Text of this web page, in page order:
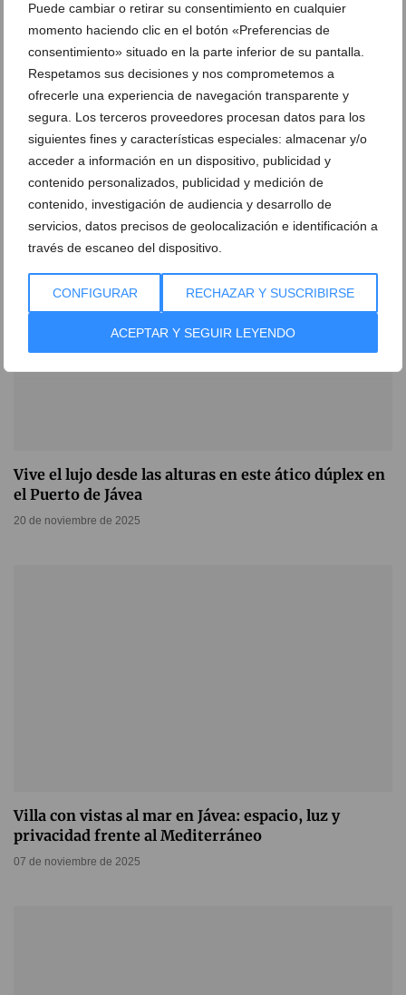
Puede cambiar o retirar su consentimiento en cualquier
momento haciendo clic en el botón «Preferencias de
consentimiento» situado en la parte inferior de su pantalla.
Respetamos sus decisiones y nos comprometemos a
ofrecerle una experiencia de navegación transparente y
segura. Los terceros proveedores procesan datos para los
siguientes fines y características especiales: almacenar y/o
acceder a información en un dispositivo, publicidad y
contenido personalizados, publicidad y medición de
contenido, investigación de audiencia y desarrollo de
servicios, datos precisos de geolocalización e identificación a
través de escaneo del dispositivo.
CONFIGURAR RECHAZAR Y SUSCRIBIRSE
ACEPTAR Y SEGUIR LEYENDO
Vistas al mar en este apartamento exclusivo en el
Arenal
21 de abril de 2026
Vive el lujo desde las alturas en este ático dúplex en
el Puerto de Jávea
20 de noviembre de 2025
Villa con vistas al mar en Jávea: espacio, luz y
privacidad frente al Mediterráneo
07 de noviembre de 2025